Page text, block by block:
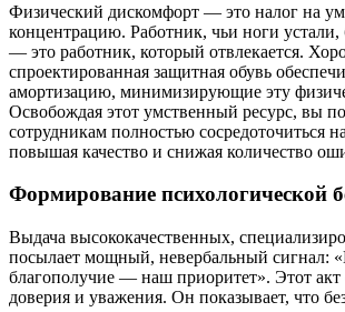
Физический дискомфорт — это налог на
концентрацию. Работник, чьи ноги устали,
— это работник, который отвлекается.
спроектированная защитная обувь
амортизацию, минимизирующие эту
Освобождая этот умственный ресурс, вы
сотрудникам полностью сосредоточиться
повышая качество и снижая количество
Формирование психологической
Выдача высококачественных,
посылает мощный, невербальный сигнал:
благополучие — наш приоритет». Этот акт
доверия и уважения. Он показывает, что